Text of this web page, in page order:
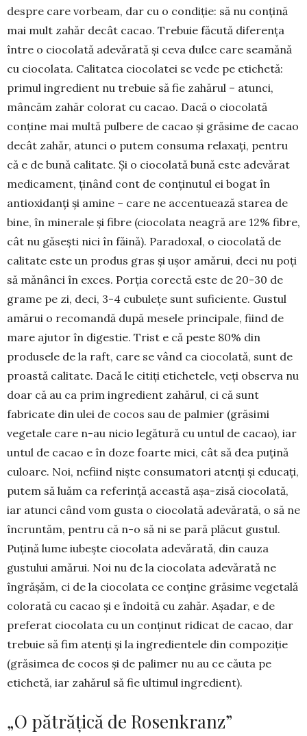
despre care vorbeam, dar cu o condiție: să nu con­țină
mai mult zahăr decât cacao. Trebuie făcută dife­rența
între o ciocolată adevărată și ceva dulce care seamănă
cu ciocolata. Calitatea ciocolatei se vede pe etichetă:
primul ingredient nu trebuie să fie zahărul – atunci,
mâncăm zahăr colorat cu cacao. Dacă o ciocolată
conține mai multă pulbere de ca­cao și grăsime de cacao
decât zahăr, atunci o putem consuma relaxați, pentru
că e de bună calitate. Și o ciocolată bună este adevărat
medicament, ținând cont de conținutul ei bogat în
antioxidanți și amine – care ne accentuează starea de
bine, în minerale și fibre (ciocolata neagră are 12% fibre,
cât nu găsești nici în făină). Paradoxal, o ciocolată de
calitate este un produs gras și ușor amărui, deci nu poți
să mă­nânci în exces. Porția corectă este de 20-30 de
gra­me pe zi, deci, 3-4 cubulețe sunt suficiente. Gustul
amărui o recomandă după mesele principale, fiind de
mare ajutor în digestie. Trist e că peste 80% din
produsele de la raft, care se vând ca ciocolată, sunt de
proastă calitate. Dacă le citiți etichetele, veți observa nu
doar că au ca prim ingredient zahărul, ci că sunt
fabricate din ulei de cocos sau de palmier (grăsimi
vegetale care n-au nicio legătură cu untul de cacao), iar
untul de cacao e în doze foarte mici, cât să dea puțină
culoare. Noi, nefiind niște consu­matori atenți și educați,
putem să luăm ca referință această așa-zisă ciocolată,
iar atunci când vom gus­ta o ciocolată adevărată, o să ne
încruntăm, pentru că n-o să ni se pară plăcut gustul.
Puțină lume iu­bește ciocolata adevărată, din cauza
gustului amă­rui. Noi nu de la ciocolata adevărată ne
îngrășăm, ci de la ciocolata ce conține grăsime vegetală
colo­rată cu cacao și e îndoită cu zahăr. Așadar, e de
pre­fe­rat ciocolata cu un conținut ridicat de cacao, dar
trebuie să fim atenți și la ingredientele din compo­ziție
(grăsimea de cocos și de palimer nu au ce căuta pe
etichetă, iar zahărul să fie ultimul ingredient).
„O pătrățică de Rosenkranz”